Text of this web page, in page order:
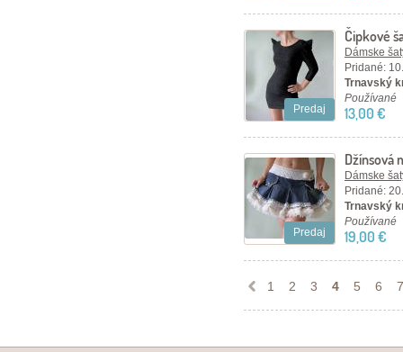
Predaj
Čipkové
Dámske
Pridané:
Trnavský
Používané
13,00 €
Predaj
Džínsová
Dámske
Pridané:
Trnavský
Používané
19,00 €
1 2 3 4 5 6 7